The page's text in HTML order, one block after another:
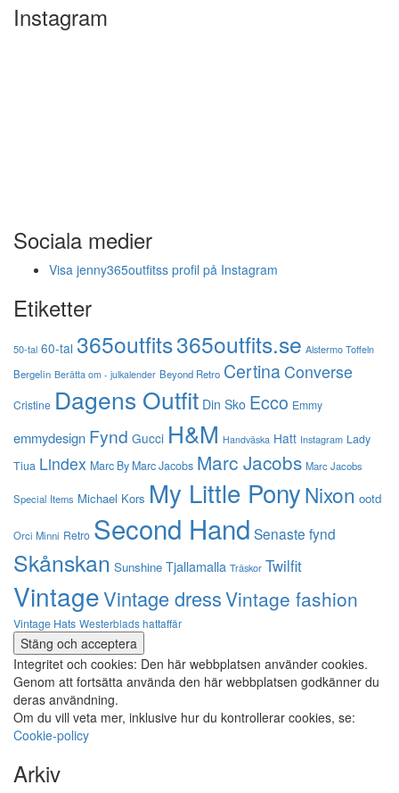
Instagram
Sociala medier
Visa jenny365outfitss profil på Instagram
Etiketter
50-tal 60-tal 365outfits365outfits.se Alstermo Toffeln
Bergelin Berätta om - julkalender Beyond Retro CertinaConverse
Cristine Dagens Outfit Din Sko Ecco Emmy
emmydesign Fynd Gucci H&M Handväska Hatt Instagram Lady
Tiua Lindex Marc By Marc Jacobs Marc Jacobs Marc Jacobs
Special Items Michael Kors My Little PonyNixon ootd
Orci Minni Retro Second Hand Senaste fynd
Skånskan Sunshine Tjallamalla Träskor Twilfit
VintageVintage dressVintage fashion
Vintage Hats Westerblads hattaffär
Integritet och cookies: Den här webbplatsen använder cookies.
Genom att fortsätta använda den här webbplatsen godkänner du
deras användning.
Om du vill veta mer, inklusive hur du kontrollerar cookies, se:
Cookie-policy
Arkiv